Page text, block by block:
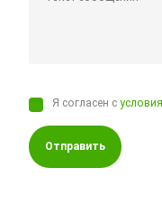
Я согласен с
Отправить